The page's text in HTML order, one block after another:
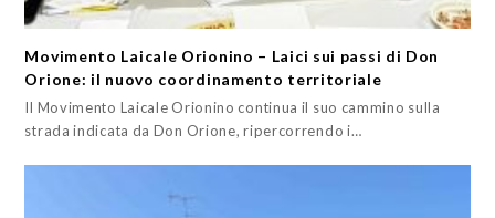
Movimento Laicale Orionino – Laici sui passi di Don
Orione: il nuovo coordinamento territoriale
Il Movimento Laicale Orionino continua il suo cammino sulla
strada indicata da Don Orione, ripercorrendo i…